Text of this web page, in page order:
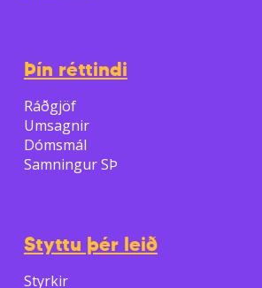
Þín réttindi
Ráðgjöf
Umsagnir
Dómsmál
Samningur SÞ
Styttu þér leið
Styrkir